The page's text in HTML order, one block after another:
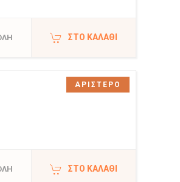
ΣΤΟ ΚΑΛΆΘΙ
ΣΤΟ ΚΑΛΆΘΙ
ΑΡΙΣΤΕΡΟ